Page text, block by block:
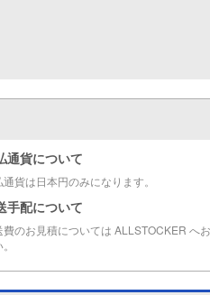
通貨について
貨は日本円のみになります。
手配について
費のお見積については ALLSTOCKER へ